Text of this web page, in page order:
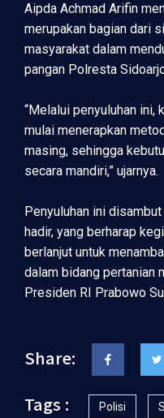
Aipda Achmad Arifin
merupakan bagian dari
masyarakat dalam
pangan Polresta
“Melalui penyuluhan ini,
mulai menerapkan
masing, sehingga
secara mandiri,” ujarnya.
Penyuluhan ini
hadir, yang berharap
berlanjut untuk
dalam bidang pertanian
Presiden RI Prabowo
Share:
Tags :
Polisi